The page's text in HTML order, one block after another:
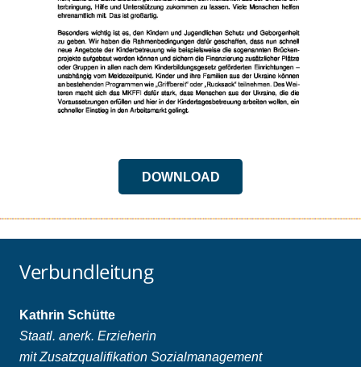
DOWNLOAD
Verbundleitung
Kathrin Schütte
Staatl. anerk. Erzieherin
mit Zusatzqualifikation Sozialmanagement